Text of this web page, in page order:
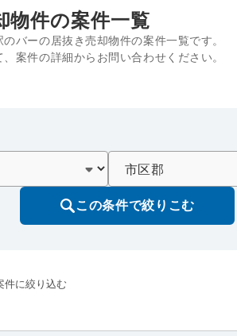
物件の案件一覧
バーの居抜き売却物件の案件一覧です。
案件の詳細からお問い合わせください。
この条件で絞りこむ
件に絞り込む